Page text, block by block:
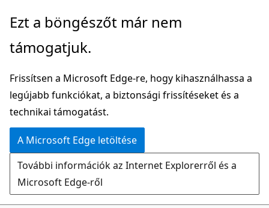
Ugrás
fő
Ezt a böngészőt már nem
támogatjuk.
Frissítsen a Microsoft Edge-re, hogy kihasználhassa a
legújabb funkciókat, a biztonsági frissítéseket és a
technikai támogatást.
A Microsoft Edge letöltése
További információk az Internet Explorerről és a
Microsoft Edge-ről